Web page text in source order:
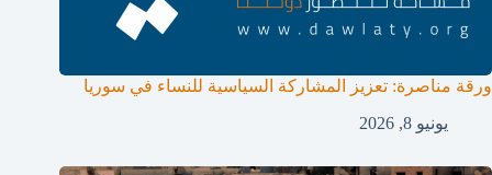
ورقة مناصرة: تعزيز المشاركة السياسية للنساء في سوريا
يونيو 8, 2026